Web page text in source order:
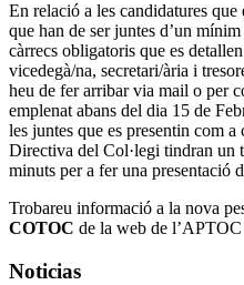
En relació a les candidatures
que han de ser juntes d’un
càrrecs obligatoris que es
vicedegà/na, secretari/ària i
heu de fer arribar via mail o per
emplenat abans del dia 15 de
les juntes que es presentin com
Directiva del Col·legi tindran un
minuts per a fer una presentació
Trobareu informació a la nova
COTOC de la web de
Noticias